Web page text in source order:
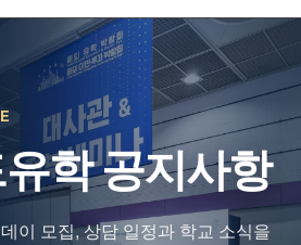
학 공지사항
이 모집, 상담 일정과 학교 소식을